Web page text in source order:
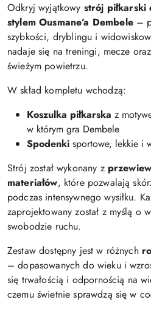
Odkryj wyjątkowy strój
stylem Ousmane’a Dembele–
szybkości, dryblingu i
nadaje się na treningi, mecze
świeżym powietrzu.
W skład kompletu wchodzą:
Koszulka piłkarska z
w którym gra Dembele
Spodenki sportowe, lekkie i
Strój został wykonany z
materiałów, które pozwalają
podczas intensywnego wysiłku.
zaprojektowany został z myślą o
swobodzie ruchu.
Zestaw dostępny jest w różnych
– dopasowanych do wieku i
się trwałością i odpornością na
czemu świetnie sprawdzą się w